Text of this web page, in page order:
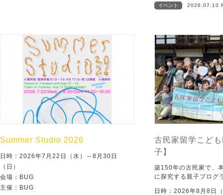
イベント 2026.07.10
Summer Studio 2026
日時：2026年7月22日（水）～8月30日
（日）
会場：BUG
主催：BUG
古民家留学こど
子】
築150年の古民家で、
に探究する親子プログ
日時：2026年8月8日